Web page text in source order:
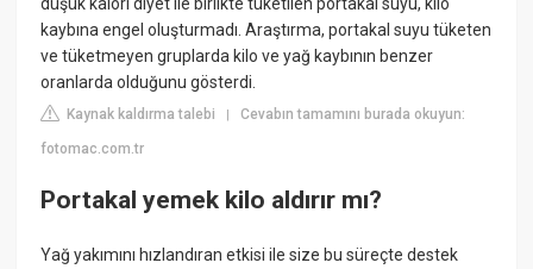
kaybına engel oluşturmadı. Araştırma, portakal suyu tüketen
ve tüketmeyen gruplarda kilo ve yağ kaybının benzer
oranlarda olduğunu gösterdi.
Kaynak kaldırma talebi |Cevabın tamamını burada okuyun:
fotomac.com.tr
Portakal yemek kilo aldırır mı?
Yağ yakımını hızlandıran etkisi ile size bu süreçte destek